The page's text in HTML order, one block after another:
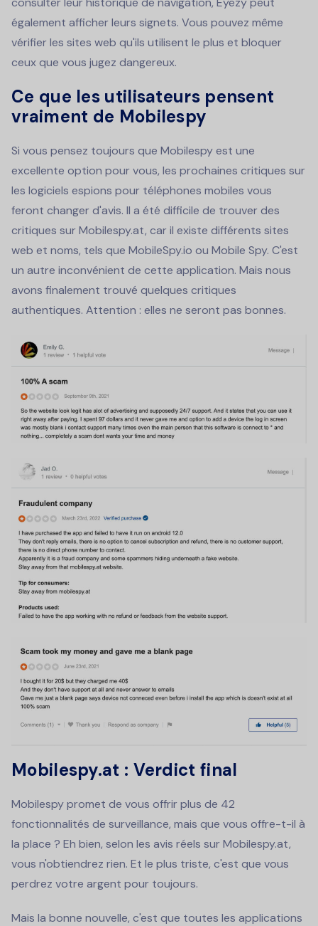
également afficher leurs signets. Vous pouvez même
vérifier les sites web qu'ils utilisent le plus et bloquer
ceux que vous jugez dangereux.
Ce que les utilisateurs pensent
vraiment de Mobilespy
Si vous pensez toujours que Mobilespy est une
excellente option pour vous, les prochaines critiques sur
les logiciels espions pour téléphones mobiles vous
feront changer d'avis. Il a été difficile de trouver des
critiques sur Mobilespy.at, car il existe différents sites
web et noms, tels que MobileSpy.io ou Mobile Spy. C'est
un autre inconvénient de cette application. Mais nous
avons finalement trouvé quelques critiques
authentiques. Attention : elles ne seront pas bonnes.
Mobilespy.at : Verdict final
Mobilespy promet de vous offrir plus de 42
fonctionnalités de surveillance, mais que vous offre-t-il à
la place ? Eh bien, selon les avis réels sur Mobilespy.at,
vous n'obtiendrez rien. Et le plus triste, c'est que vous
perdrez votre argent pour toujours.
Mais la bonne nouvelle, c'est que toutes les applications